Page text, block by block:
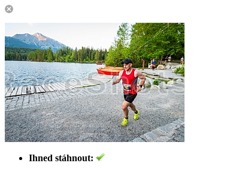
Ihned stáhnout: